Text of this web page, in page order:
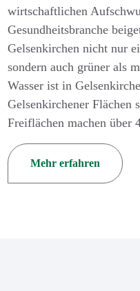
wirtschaftlichen
Gesundheitsbranche
Gelsenkirchen nicht nur
sondern auch grüner als
Wasser ist in
Gelsenkirchener Flächen
Freiflächen machen über
Mehr erfahren